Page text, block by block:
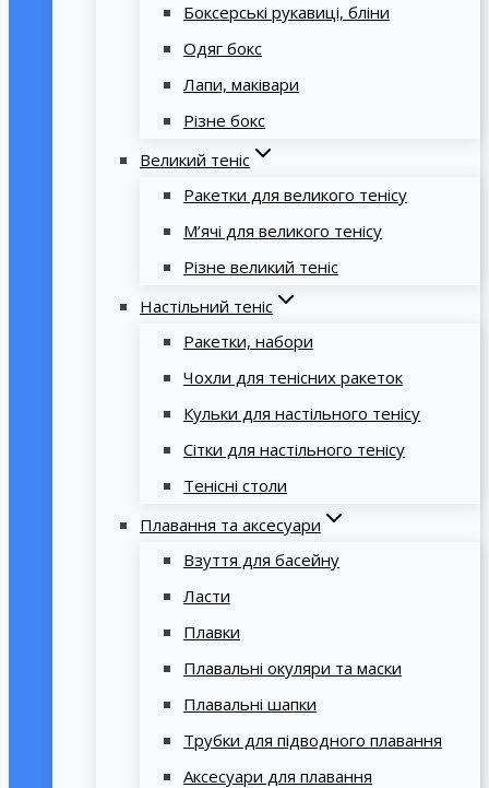
Боксерські рукавиці, бліни
Одяг бокс
Лапи, маківари
Різне бокс
Великий теніс
Ракетки для великого тенісу
М’ячі для великого тенісу
Різне великий теніс
Настільний теніс
Ракетки, набори
Чохли для тенісних ракеток
Кульки для настільного тенісу
Сітки для настільного тенісу
Тенісні столи
Плавання та аксесуари
Взуття для басейну
Ласти
Плавки
Плавальні окуляри та маски
Плавальні шапки
Трубки для підводного плавання
Аксесуари для плавання